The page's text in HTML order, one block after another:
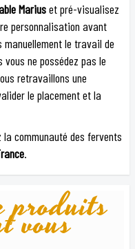
Mariuset pré-visualisez
personnalisation avant
manuellement le travail de
ne possédez pas le
retravaillons une
le placement et la
communauté des fervents
.
produits
vous